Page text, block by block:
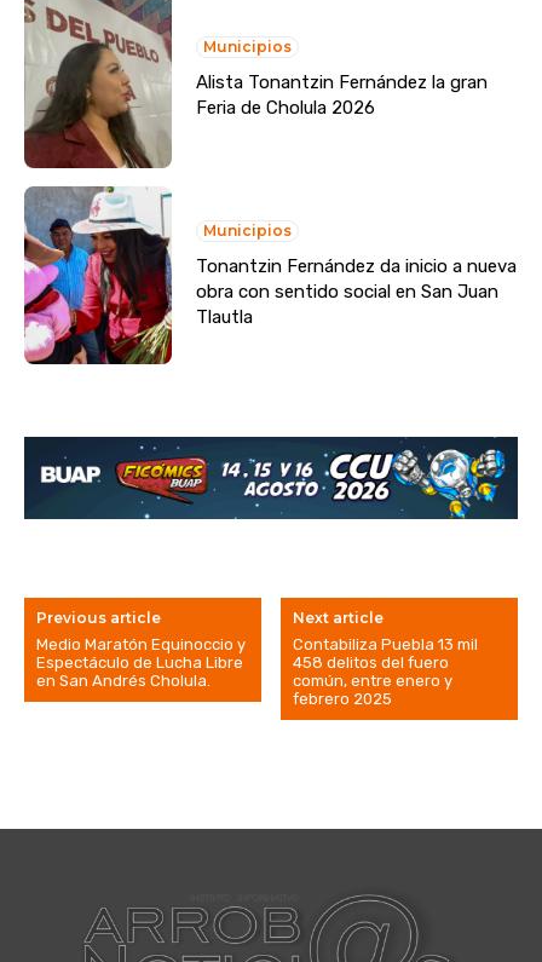
Municipios
Alista Tonantzin Fernández la gran
Feria de Cholula 2026
Municipios
Tonantzin Fernández da inicio a nueva
obra con sentido social en San Juan
Tlautla
Previous article
Medio Maratón Equinoccio y
Espectáculo de Lucha Libre
en San Andrés Cholula.
Next article
Contabiliza Puebla 13 mil
458 delitos del fuero
común, entre enero y
febrero 2025